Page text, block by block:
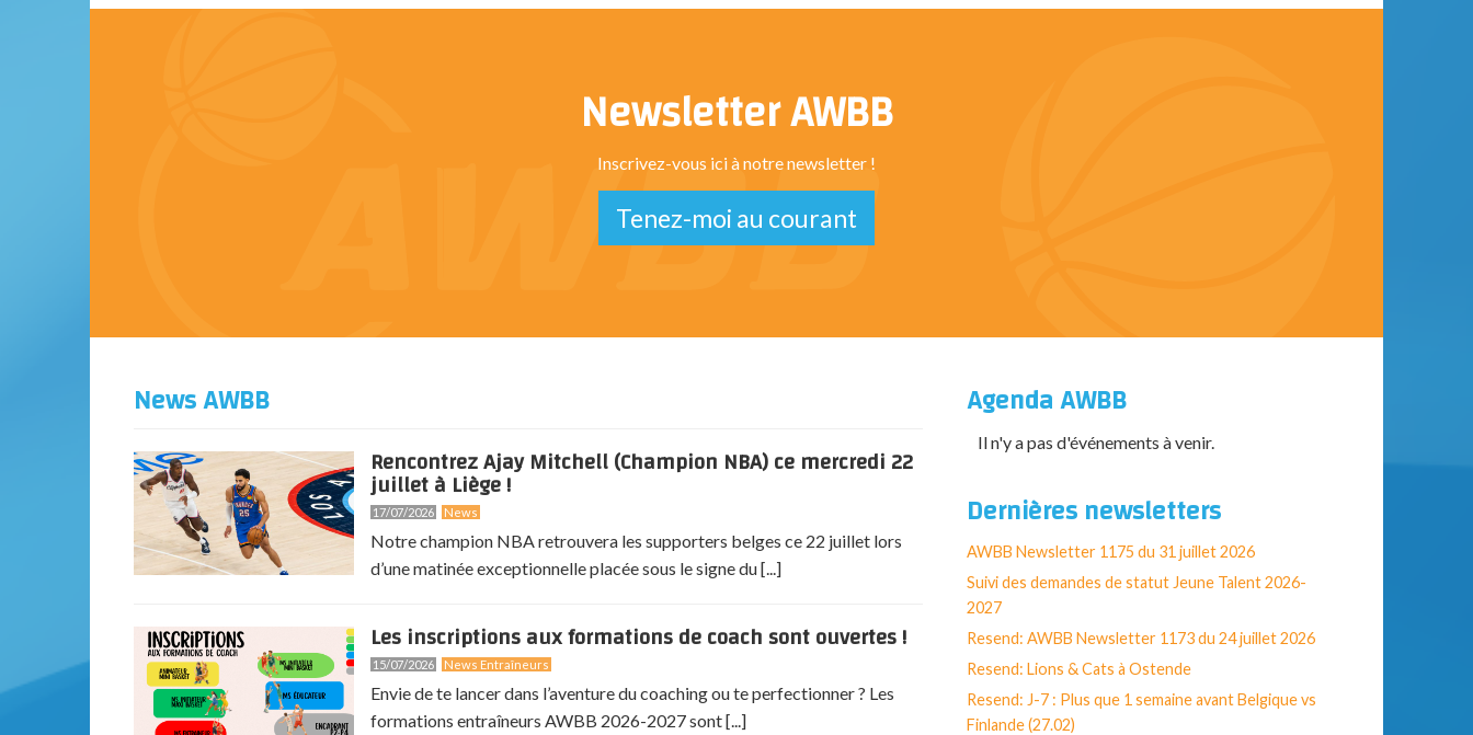
Newsletter AWBB
Inscrivez-vous ici à notre newsletter !
Tenez-moi au courant
News AWBB
Rencontrez Ajay Mitchell (Champion NBA) ce mercredi 22
juillet à Liège !
17/07/2026 News
Notre champion NBA retrouvera les supporters belges ce 22 juillet lors
d’une matinée exceptionnelle placée sous le signe du [...]
Les inscriptions aux formations de coach sont ouvertes !
15/07/2026 News Entraîneurs
Envie de te lancer dans l’aventure du coaching ou te perfectionner ? Les
formations entraîneurs AWBB 2026-2027 sont [...]
Agenda AWBB
Il n'y a pas d'événements à venir.
Dernières newsletters
AWBB Newsletter 1175 du 31 juillet 2026
Suivi des demandes de statut Jeune Talent 2026-
2027
Resend: AWBB Newsletter 1173 du 24 juillet 2026
Resend: Lions & Cats à Ostende
Resend: J-7 : Plus que 1 semaine avant Belgique vs
Finlande (27.02)